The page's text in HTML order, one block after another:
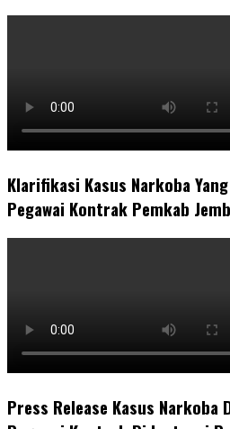
Klarifikasi Kasus Narkoba
Pegawai Kontrak Pemkab
Press Release Kasus Narkoba